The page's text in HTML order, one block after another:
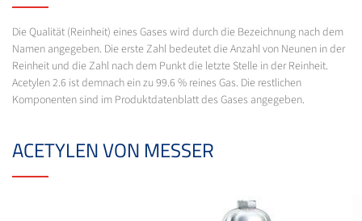
Die Qualität (Reinheit) eines Gases wird durch die Bezeichnung nach dem
Namen angegeben. Die erste Zahl bedeutet die Anzahl von Neunen in der
Reinheit und die Zahl nach dem Punkt die letzte Stelle in der Reinheit.
Acetylen 2.6 ist demnach ein zu 99.6 % reines Gas. Die restlichen
Komponenten sind im Produktdatenblatt des Gases angegeben.
ACETYLEN VON MESSER